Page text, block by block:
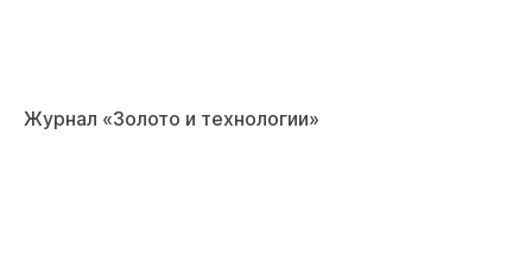
Журнал «Золото и технологии»